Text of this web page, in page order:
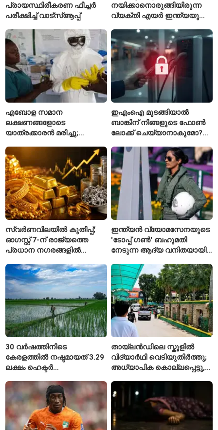
പ്രായസ്ഥിരീകരണ ഫീച്ചർ
പരീക്ഷിച്ച് വാട്‌സ്ആപ്പ്
നയിക്കാനൊരുങ്ങിയിരുന്ന
വ്യക്തി എയർ ഇന്ത്യയുടെ
എബോള സമാന
ലക്ഷണങ്ങളോടെ
യാത്രക്കാരൻ മരിച്ചു;
യാത്രക്കാരെ
നിരീക്ഷണത്തിൽ
ഇഎംഐ മുടങ്ങിയാൽ
ബാങ്കിന് നിങ്ങളുടെ ഫോൺ
ലോക്ക് ചെയ്യാനാകുമോ?
ചട്ടങ്ങൾ ഇങ്ങനെ
സ്വർണവിലയിൽ കുതിപ്പ്;
ഓഗസ്റ്റ് 7-ന് രാജ്യത്തെ
പ്രധാന നഗരങ്ങളിൽ
ഇന്ത്യൻ വ്യോമസേനയുടെ
'ടോപ്പ് ഗൺ' ബഹുമതി
നേടുന്ന ആദ്യ വനിതയായി
30 വർഷത്തിനിടെ
കേരളത്തിൽ നഷ്ടമായത് 3.29
ലക്ഷം ഹെക്ടർ
തായ്‌ലൻഡിലെ സ്കൂളിൽ
വിദ്യാർഥി വെടിയുതിർത്തു;
അധ്യാപിക കൊല്ലപ്പെട്ടു,